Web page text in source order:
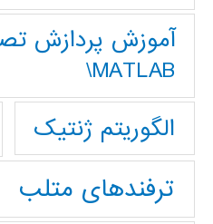
آموزش پردازش
MATLAB\
الگوریتم ژنتیک
ترفندهای متلب